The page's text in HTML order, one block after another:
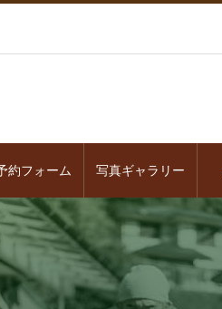
約フォーム 写真ギャラリー